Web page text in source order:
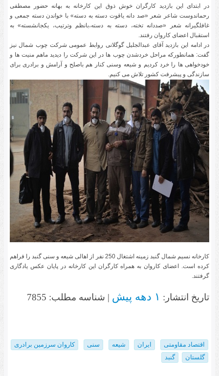
در ابتدای این بازدید کارگران خوش ذوق این کارخانه به بهانه حضور مصطفی
رحماندوست شاعر شعر «صد دانه یاقوت دسته به دسته» با خواندن دسته جمعی و
غافلگیرانه شعر «صددانه تخته، دسته به دسته،بانظم وترتیب، یکجانشسته» به
استقبال اعضای کاروان رفتند.
در ادامه این بازدید آقای عبدالجلیل گوگلانی روابط عمومی شرکت چوب شمال نیز
گفت: همانطورکه مراحل خردشدن چوب ها در این شرکت را دیدید ماهم منیت ها و
خودخواهی ها را ​خرد کردیم و شیعه وسنی کنار هم باصلح و آرامش و برادری برای
سازندگی و پیشرفت کشور تلاش می کنیم.
کارخانه نسیم شمال گنبد زمینه اشتغال 250 نفر از اهالی شیعه و سنی گنبد را فراهم
کرده است. اعضای کاروان به همراه کارگران این کارخانه در پایان عکس یادگاری
گرفتند.
تاریخ انتشار: ۱ دهه پیش | شناسه مطلب: 7855
اقتصاد مقاومتی ایران شیعه سنی
کاروان سرزمین برادری
گلستان
گنبد